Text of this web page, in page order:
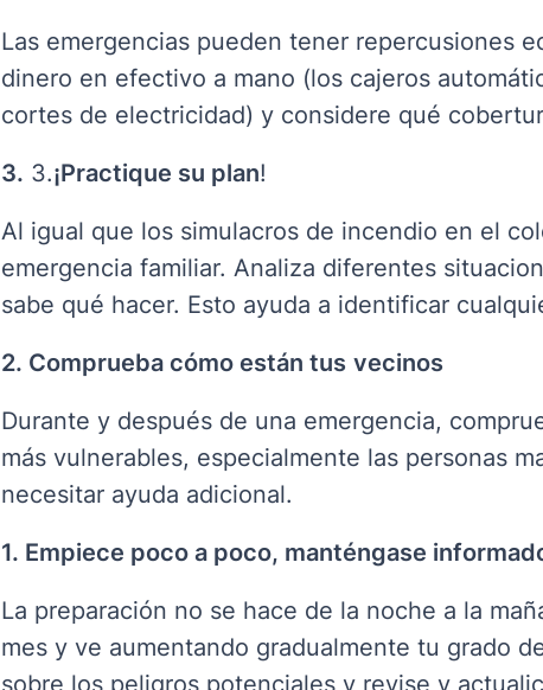
Las emergencias pueden tener repercusiones
dinero en efectivo a mano (los cajeros
cortes de electricidad) y considere qué
3. 3.¡Practique su plan!
Al igual que los simulacros de incendio en el
emergencia familiar. Analiza diferentes
sabe qué hacer. Esto ayuda a identificar
2. Comprueba cómo están tus vecinos
Durante y después de una emergencia,
más vulnerables, especialmente las personas
necesitar ayuda adicional.
1. Empiece poco a poco, manténgase
La preparación no se hace de la noche a la
mes y ve aumentando gradualmente tu grado
sobre los peligros potenciales y revise y